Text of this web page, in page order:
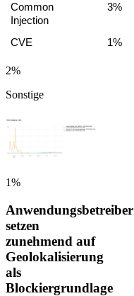
Common
Injection
3%
CVE 1%
2%
Sonstige
1%
Anwendungsbetreiber
setzen
zunehmend auf
Geolokalisierung
als
Blockiergrundlage